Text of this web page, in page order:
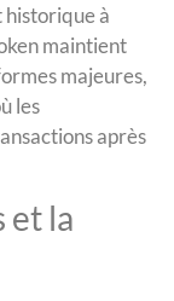
historique à
maintient
majeures,
les
après
et la